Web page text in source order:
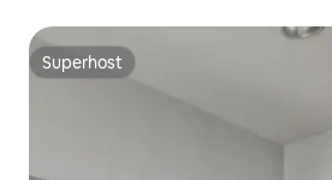
Superhost
Superhost